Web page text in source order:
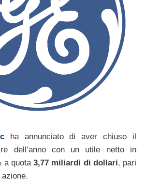
ha annunciato di aver chiuso il
dell’anno con un utile netto in
a quota3,77 miliardi di dollari, pari